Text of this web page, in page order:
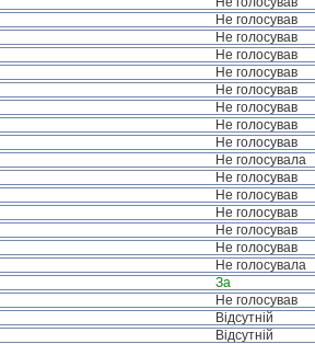
Не голосував
Не голосував
Не голосував
Не голосував
Не голосував
Не голосував
Не голосував
Не голосував
Не голосувала
Не голосував
Не голосував
Не голосував
Не голосував
Не голосував
Не голосувала
За
Не голосував
Відсутній
Відсутній